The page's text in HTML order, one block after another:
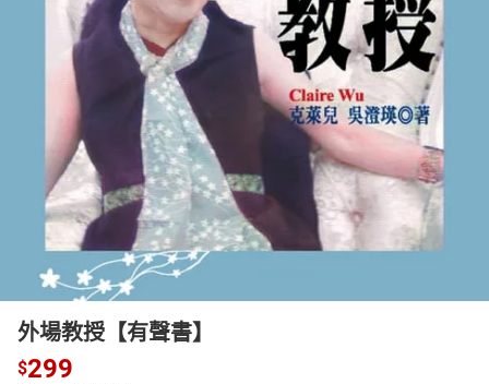
女裝 男裝 化妝保養 情趣用品
日本購物 電子/紙本書
HOT
外場教授【有聲書】
$299